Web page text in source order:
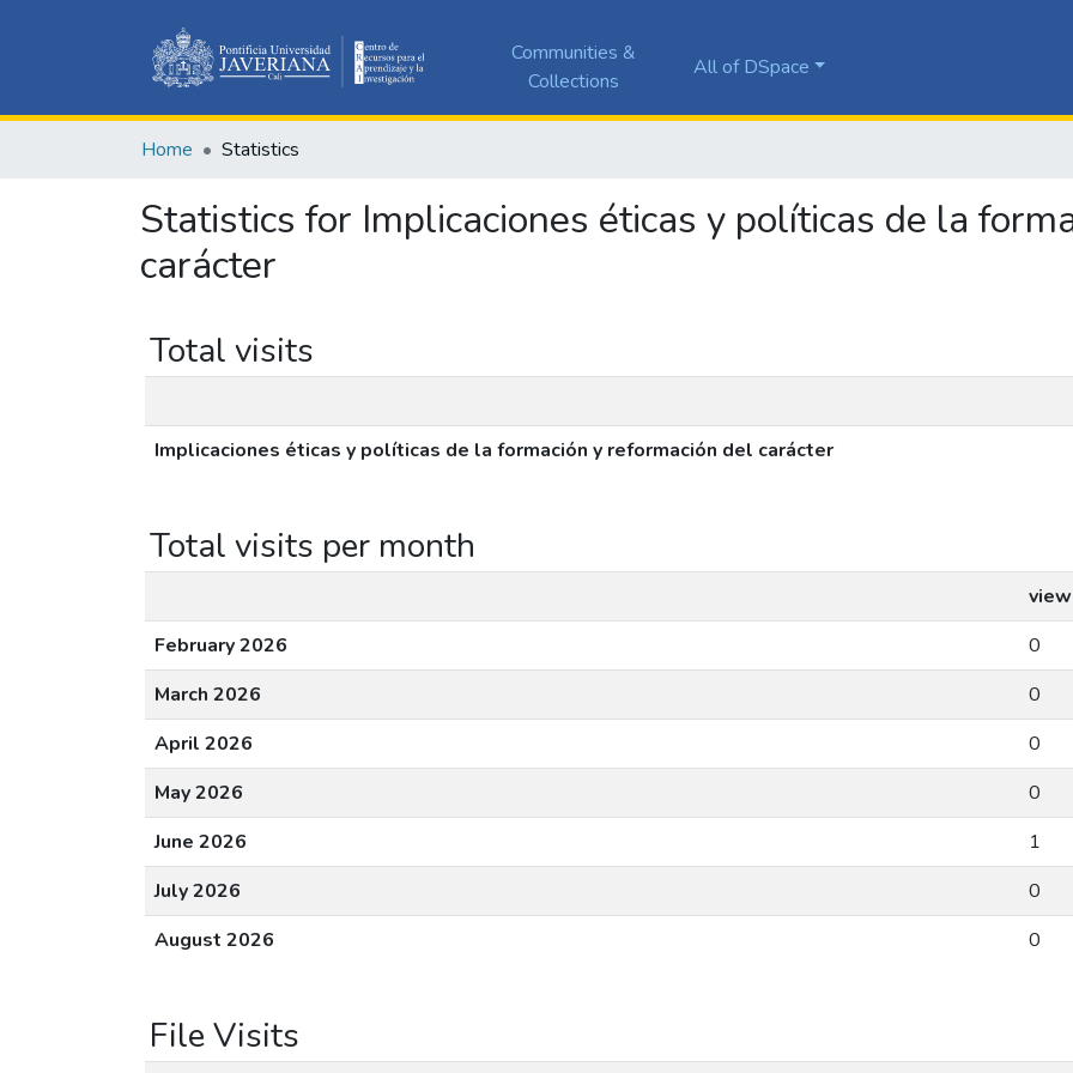
Communities &
Collections
All of DSpace
Home Statistics
Statistics for Implicaciones éticas y políticas de la
carácter
Total visits
Implicaciones éticas y políticas de la formación y reformación del carácter
Total visits per month
February 2026
0
March 2026
0
April 2026
0
May 2026
0
June 2026
1
July 2026
0
August 2026
0
File Visits